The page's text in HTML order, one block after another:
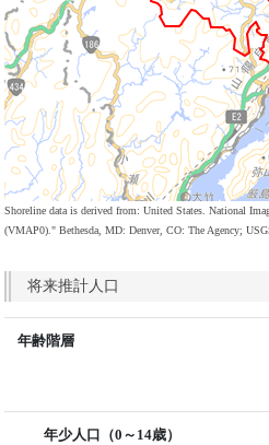
Shoreline data is derived from: United States. National
(VMAP0)." Bethesda, MD: Denver, CO: The Agency;
将来推計人口
年齢階層
年少人口（0～14歳）